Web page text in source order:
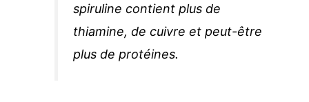
spiruline contient plus de
thiamine, de cuivre et peut-être
plus de protéines.